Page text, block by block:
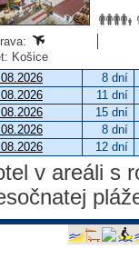
Košice
8 dní
11 dní
15 dní
8 dní
12 dní
v areáli s